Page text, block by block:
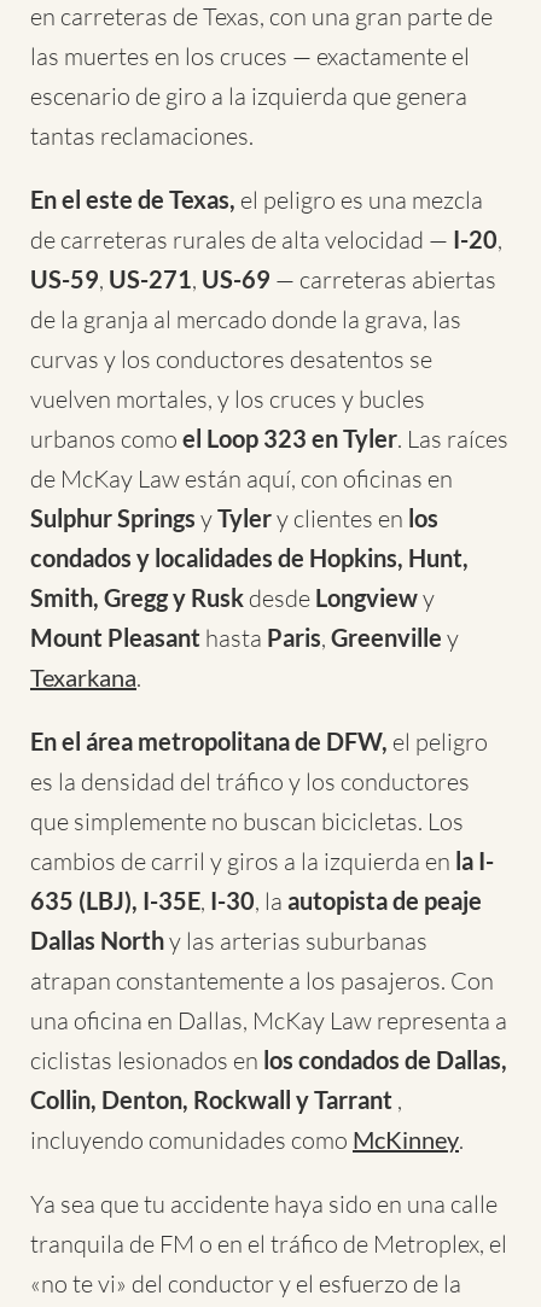
en carreteras de Texas, con una gran parte de
las muertes en los cruces — exactamente el
escenario de giro a la izquierda que genera
tantas reclamaciones.
En el este de Texas, el peligro es una mezcla
de carreteras rurales de alta velocidad — I-20,
US-59, US-271, US-69 — carreteras abiertas
de la granja al mercado donde la grava, las
curvas y los conductores desatentos se
vuelven mortales, y los cruces y bucles
urbanos como el Loop 323 en Tyler. Las raíces
de McKay Law están aquí, con oficinas en
Sulphur Springs yTylery clientes en los
condados y localidades de Hopkins, Hunt,
Smith, Gregg y Rusk desde Longviewy
Mount Pleasant hasta Paris, Greenville y
Texarkana.
En el área metropolitana de DFW, el peligro
es la densidad del tráfico y los conductores
que simplemente no buscan bicicletas. Los
cambios de carril y giros a la izquierda en la I-
635 (LBJ), I-35E, I-30, la autopista de peaje
Dallas Northy las arterias suburbanas
atrapan constantemente a los pasajeros. Con
una oficina en Dallas, McKay Law representa a
ciclistas lesionados en los condados de Dallas,
Collin, Denton, Rockwall y Tarrant ,
incluyendo comunidades como McKinney.
Ya sea que tu accidente haya sido en una calle
tranquila de FM o en el tráfico de Metroplex, el
«no te vi» del conductor y el esfuerzo de la